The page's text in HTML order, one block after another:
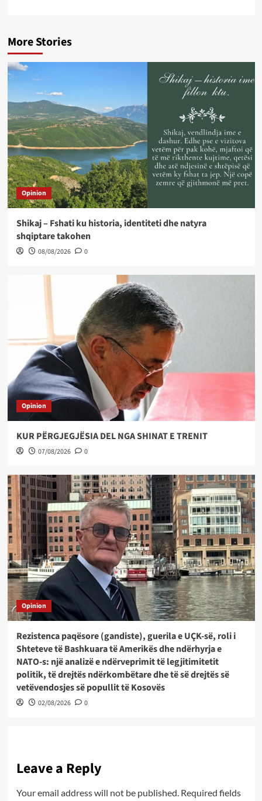
More Stories
Opinion
Shikaj – Fshati ku historia, identiteti dhe natyra
shqiptare takohen
08/08/2026 0
Opinion
KUR PËRGJEGJËSIA DEL NGA SHINAT E TRENIT
07/08/2026 0
Opinion
Rezistenca paqësore (gandiste), guerila e UÇK-së, roli i
Shteteve të Bashkuara të Amerikës dhe ndërhyrja e
NATO-s: një analizë e ndërveprimit të legjitimitetit
politik, të drejtës ndërkombëtare dhe të së drejtës së
vetëvendosjes së popullit të Kosovës
02/08/2026 0
Leave a Reply
Your email address will not be published. Required fields